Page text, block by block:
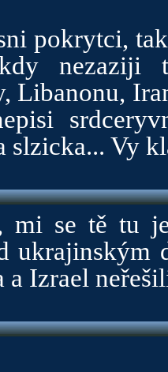
pokrytci,
nezaziji
Libanonu,
slzicka... Vy
mi se tě tu
ukrajinským
a Izrael